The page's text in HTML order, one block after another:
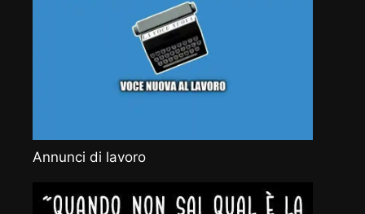
Annunci di lavoro